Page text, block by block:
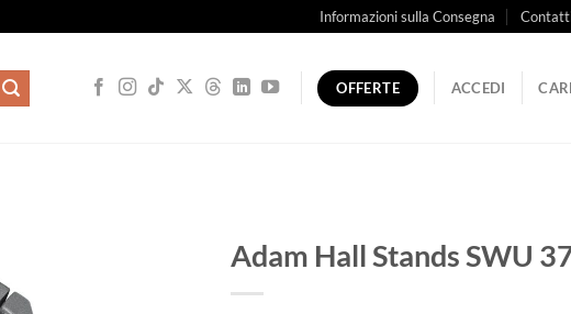
Informazioni sulla Consegna
OFFERTE ACCEDI
Adam Hall Stands SWU